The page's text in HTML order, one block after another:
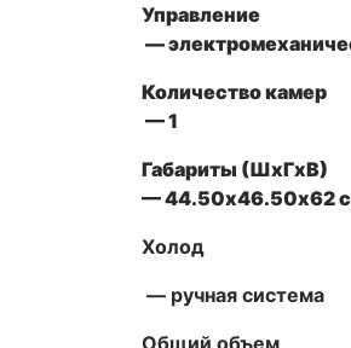
Управление
—
Количество камер
— 1
Габариты (ШxГxВ)
— 44.50х46.50х62
Холод
— ручная система
Общий объем